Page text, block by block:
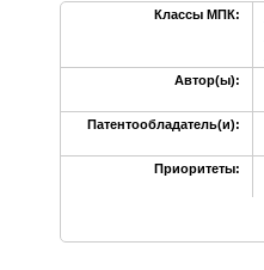
Классы МПК:
Автор(ы):
Патентообладатель(и):
Приоритеты: